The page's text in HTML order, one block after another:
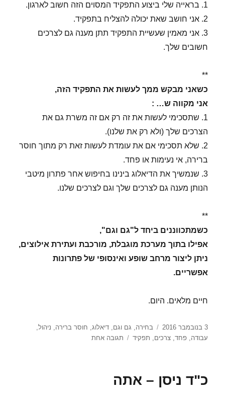
1. בראייה שלי ביצוע התפקיד המסוים הזה חשוב לארגון.
2. אני חושב שאת יכולה להצליח בתפקיד.
3. אני מאמין שעשיית התפקיד תתן מענה גם לצרכים
חשובים שלך.
**
כשאני מבקש ממך לעשות את התפקיד הזה,
אני מקווה ש… :
1. שתסכימי לעשות את זה רק אם זה משרת גם את
הצרכים שלך (ולא רק את שלנו).
2. שלא תסכימי אם את עומדת לעשות זאת רק מתוך חוסר
ברירה, אי נעימות או פחד.
3. שנמשיך את הדיאלוג בינינו בחיפוש אחר פתרון מיטבי
הנותן מענה גם לצרכים שלך וגם לצרכים שלנו.
**
כשמתכווננים ביחד ל"גם וגם",
אפילו בתוך מערכת מוגבלת, מורכבת ועתירת אילוצים,
ניתן ליצור מרחב שופע ואינסופי של פתרונות
אפשריים.
חיים מלאים. היום.
פורסם
בתאריך
3 בנובמבר 2016 תגיות
בחירה, גם וגם,דיאלוג, חוסר ברירה, ניהול,
עבודה,פחד,צרכים, תפקיד תגובה אחתעל
כ"ד ניסן – אתה